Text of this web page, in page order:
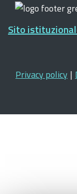
Sito
Privacy policy |